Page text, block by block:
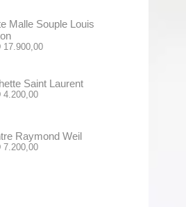
Malle Souple Louis
17.900,00
Saint Laurent
4.200,00
Raymond Weil
7.200,00